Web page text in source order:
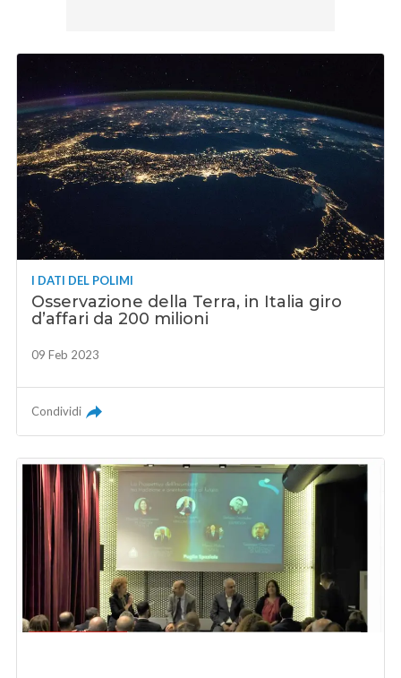
I DATI DEL POLIMI
Osservazione della Terra, in Italia giro
d’affari da 200 milioni
09 Feb 2023
Condividi